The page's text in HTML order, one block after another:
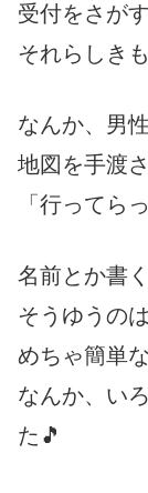
受付をさが
それらしき
なんか、男
地図を手渡
「行ってら
名前とか書
そうゆうのは
めちゃ簡単
なんか、い
た🎵